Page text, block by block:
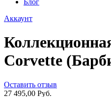
Блог
Аккаунт
Corvette
Оставить отзыв
27 495,00 Руб.